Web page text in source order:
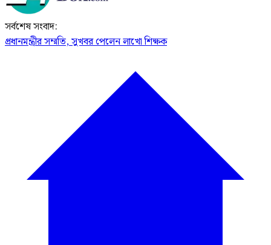
সর্বশেষ সংবাদ:
প্রধানমন্ত্রীর সম্মতি, সুখবর পেলেন লাখো শিক্ষক